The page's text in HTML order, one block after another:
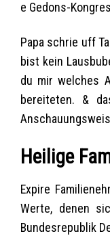
e Gedons-
Papa schrie uff
bist kein
du mir welches
bereiteten. &
Heilige
Expire
Werte, denen
Bundesrepublik